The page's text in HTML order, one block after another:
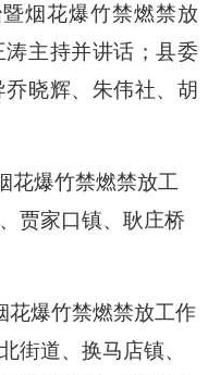
烟花爆竹禁燃禁放
涛主持并讲话 ； 县委
晓辉、朱伟社、胡
花爆竹禁燃禁放工
贾家口镇、耿庄桥
花爆竹禁燃禁放工作
街道、换马店镇、